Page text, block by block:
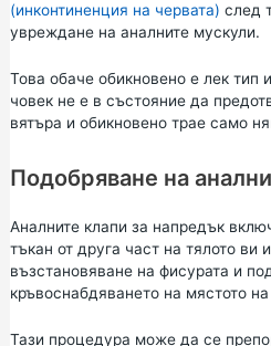
(инконтиненция на червата) след
увреждане на аналните мускули.
Това обаче обикновено е лек тип
човек не е в състояние да
вятъра и обикновено трае само
Подобряване на
Аналните клапи за напредък
тъкан от друга част на тялото ви
възстановяване на фисурата и
кръвоснабдяването на мястото
Тази процедура може да се